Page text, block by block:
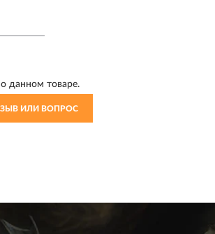
данном товаре.
ИЛИ ВОПРОС